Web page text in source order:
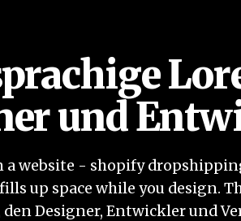
und
a website - shopify
up space while you design.
den Designer, Entwickler und